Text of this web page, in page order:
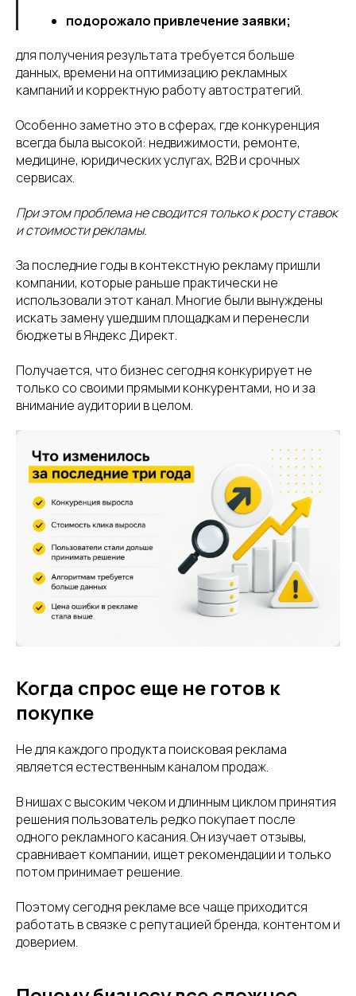
подорожало привлечение заявки;
для получения результата требуется больше
данных, времени на оптимизацию рекламных
кампаний и корректную работу автостратегий.
Особенно заметно это в сферах, где конкуренция
всегда была высокой: недвижимости, ремонте,
медицине, юридических услугах, B2B и срочных
сервисах.
При этом проблема не сводится только к росту ставок
и стоимости рекламы.
За последние годы в контекстную рекламу пришли
компании, которые раньше практически не
использовали этот канал. Многие были вынуждены
искать замену ушедшим площадкам и перенесли
бюджеты в Яндекс Директ.
Получается, что бизнес сегодня конкурирует не
только со своими прямыми конкурентами, но и за
внимание аудитории в целом.
Когда спрос еще не готов к
покупке
Не для каждого продукта поисковая реклама
является естественным каналом продаж.
В нишах с высоким чеком и длинным циклом принятия
решения пользователь редко покупает после
одного рекламного касания. Он изучает отзывы,
сравнивает компании, ищет рекомендации и только
потом принимает решение.
Поэтому сегодня рекламе все чаще приходится
работать в связке с репутацией бренда, контентом и
доверием.